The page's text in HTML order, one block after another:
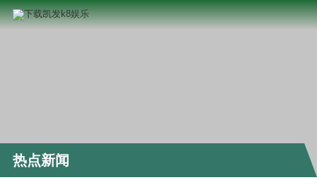
热点新闻